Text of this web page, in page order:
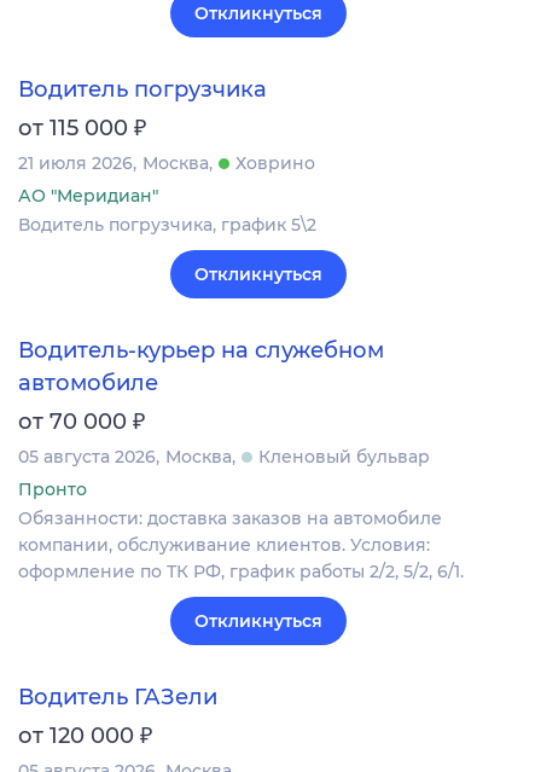
Откликнуться
Водитель погрузчика
от 115 000 ₽
21 июля 2026 Москва
Ховрино
АО "Меридиан"
Водитель погрузчика, график 5\2
Откликнуться
Водитель-курьер на служебном
автомобиле
от 70 000 ₽
05 августа 2026 Москва
Кленовый бульвар
Пронто
Обязанности: доставка заказов на автомобиле
компании, обслуживание клиентов. Условия:
оформление по ТК РФ, график работы 2/2, 5/2, 6/1.
Откликнуться
Водитель ГАЗели
от 120 000 ₽